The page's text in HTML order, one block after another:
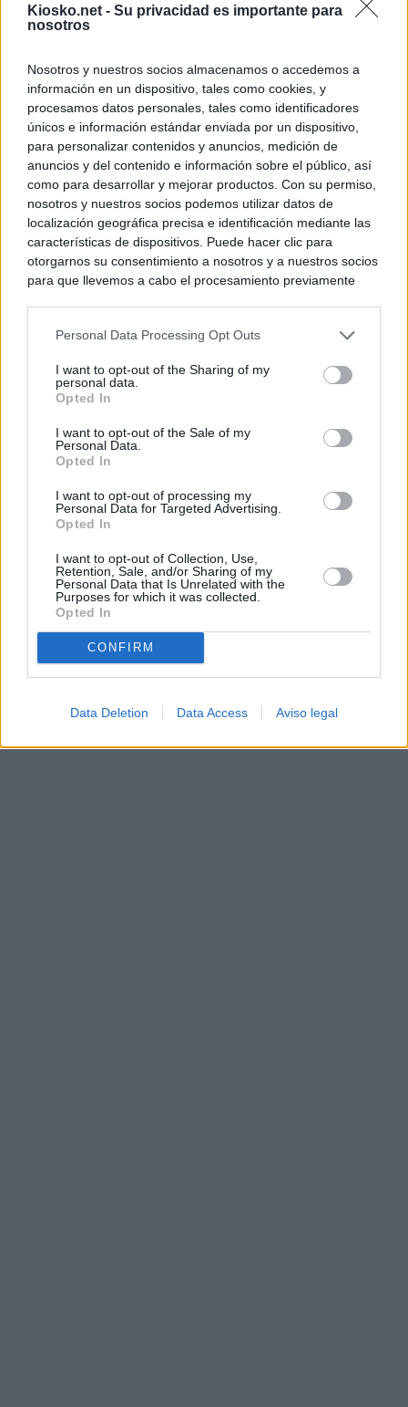
Kiosko.net - Su privacidad es importante para
nosotros
Nosotros y nuestros socios almacenamos o accedemos a
información en un dispositivo, tales como cookies, y
procesamos datos personales, tales como identificadores
únicos e información estándar enviada por un dispositivo,
para personalizar contenidos y anuncios, medición de
anuncios y del contenido e información sobre el público, así
como para desarrollar y mejorar productos. Con su permiso,
nosotros y nuestros socios podemos utilizar datos de
localización geográfica precisa e identificación mediante las
características de dispositivos. Puede hacer clic para
otorgarnos su consentimiento a nosotros y a nuestros socios
para que llevemos a cabo el procesamiento previamente
negar su consentimiento. Tenga en cuenta que algún
de su consentimiento, pero usted tiene el derecho de
rechazar tal procesamiento. Sus preferencias se aplicarán
cualquier momento entrando de nuevo en este sitio web o
visitando nuestra política de privacidad.
Personal Data Processing Opt Outs
I want to opt-out of the Sharing of my
personal data.
Opted In
I want to opt-out of the Sale of my
Personal Data.
Opted In
I want to opt-out of processing my
Personal Data for Targeted Advertising.
Opted In
I want to opt-out of Collection, Use,
Retention, Sale, and/or Sharing of my
Personal Data that Is Unrelated with the
Purposes for which it was collected.
Opted In
CONFIRM
Data Deletion Data Access Aviso legal